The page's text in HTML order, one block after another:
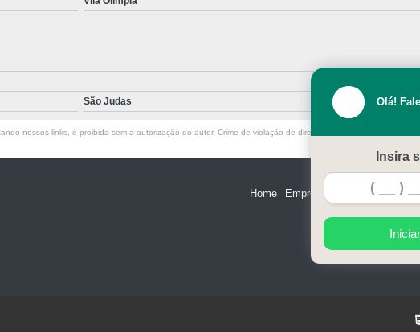
São Judas
nossos links, é proibida sem a autorização do autor. Crime de violação de direito autoral – artigo 184 do
Home Empresa Serviços
Olá!
Insira